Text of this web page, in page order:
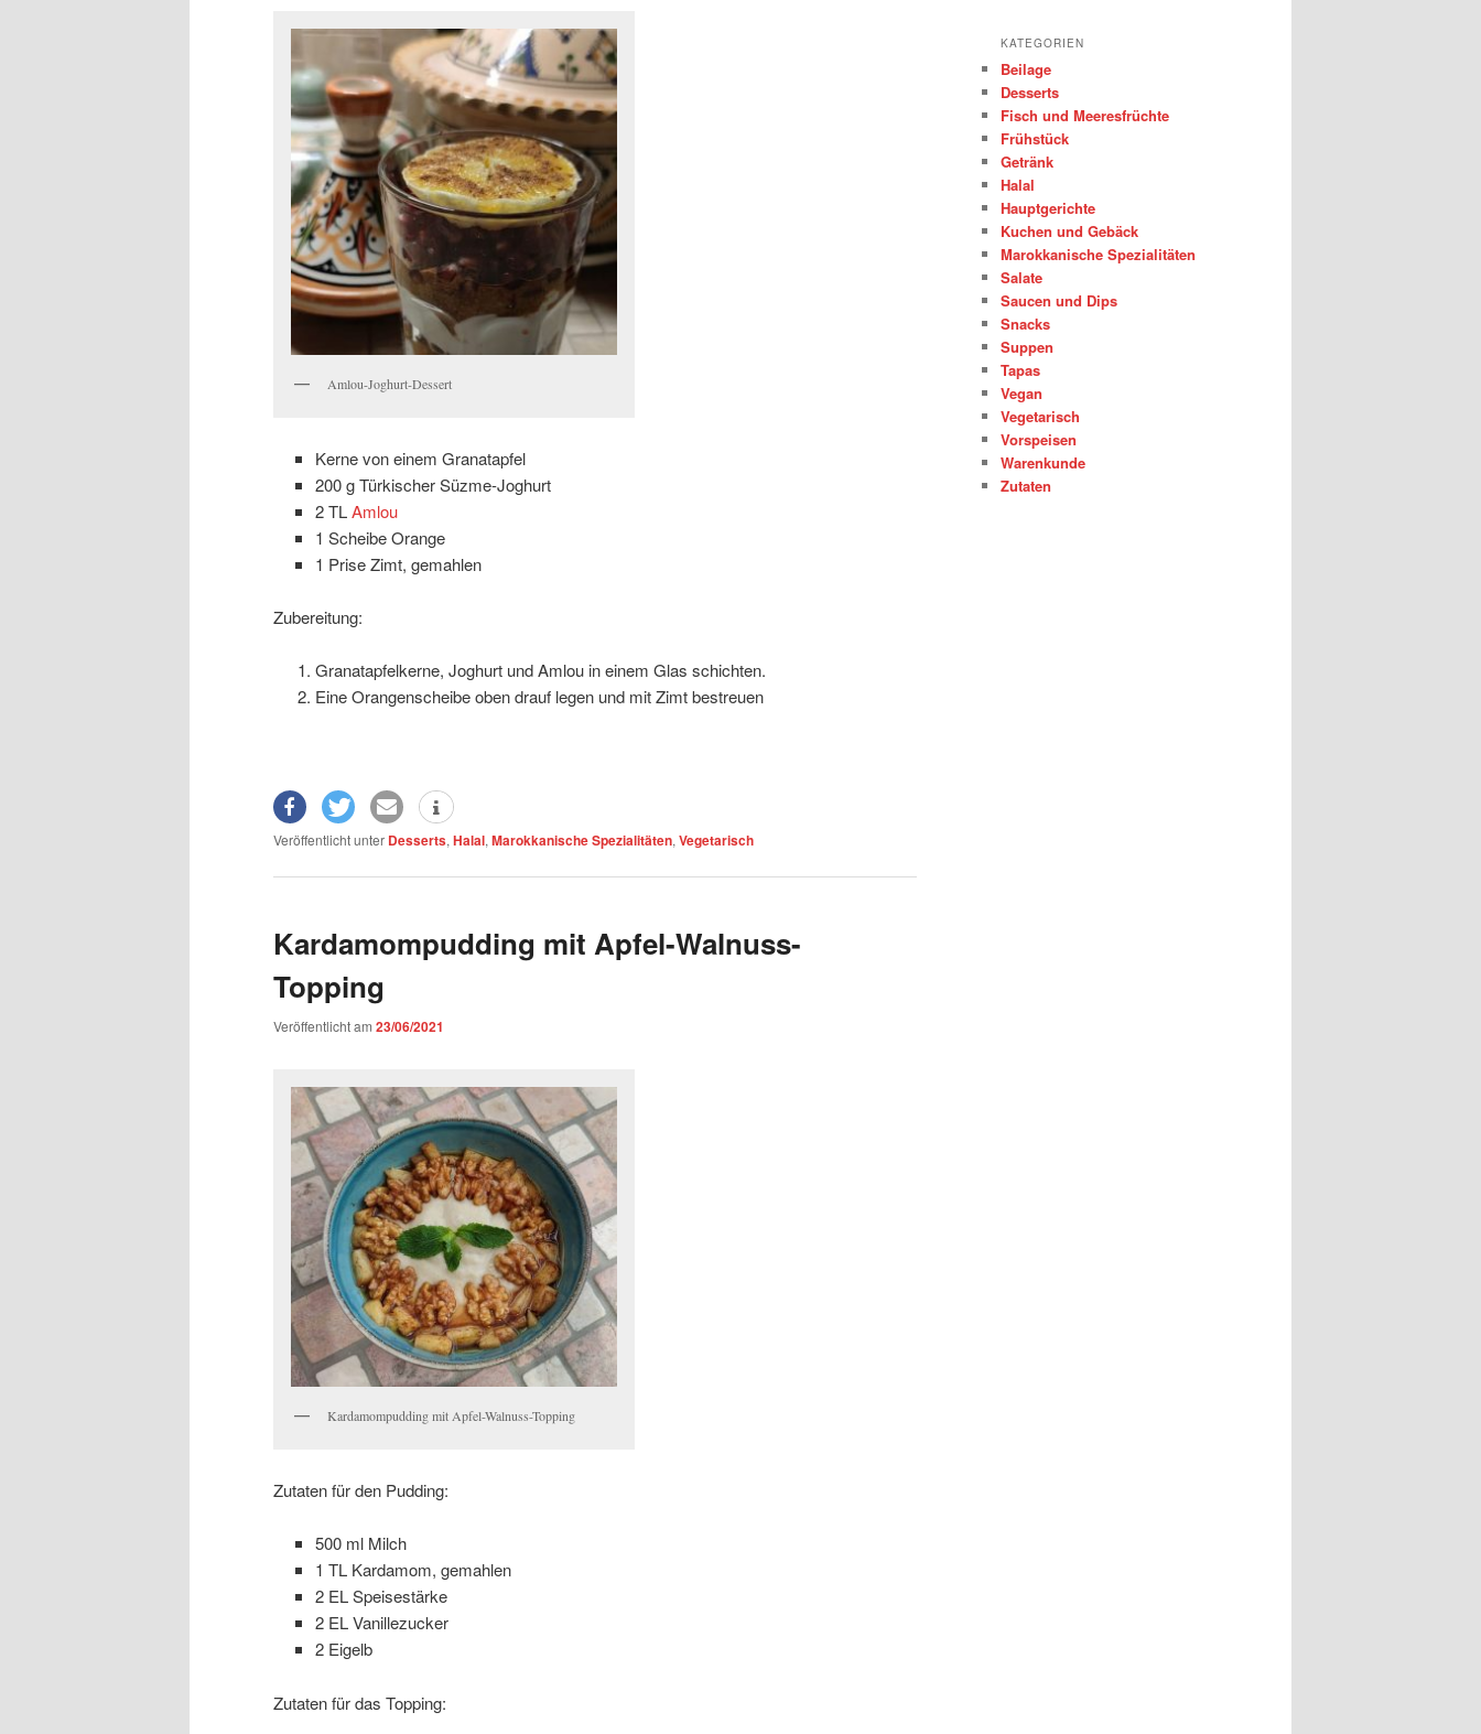
Amlou-Joghurt-Dessert
Kerne von einem Granatapfel
200 g Türkischer Süzme-Joghurt
2 TLAmlou
1 Scheibe Orange
1 Prise Zimt, gemahlen
Zubereitung:
Granatapfelkerne, Joghurt und Amlou in einem Glas schichten.
Eine Orangenscheibe oben drauf legen und mit Zimt bestreuen
Veröffentlicht unter Desserts, Halal, Marokkanische Spezialitäten, Vegetarisch
Kardamompudding mit Apfel-Walnuss-
Topping
Veröffentlicht am 23/06/2021
Kardamompudding mit Apfel-Walnuss-Topping
Zutaten für den Pudding:
500 ml Milch
1 TL Kardamom, gemahlen
2 EL Speisestärke
2 EL Vanillezucker
2 Eigelb
Zutaten für das Topping:
KATEGORIEN
Beilage
Desserts
Fisch und Meeresfrüchte
Frühstück
Getränk
Halal
Hauptgerichte
Kuchen und Gebäck
Marokkanische Spezialitäten
Salate
Saucen und Dips
Snacks
Suppen
Tapas
Vegan
Vegetarisch
Vorspeisen
Warenkunde
Zutaten